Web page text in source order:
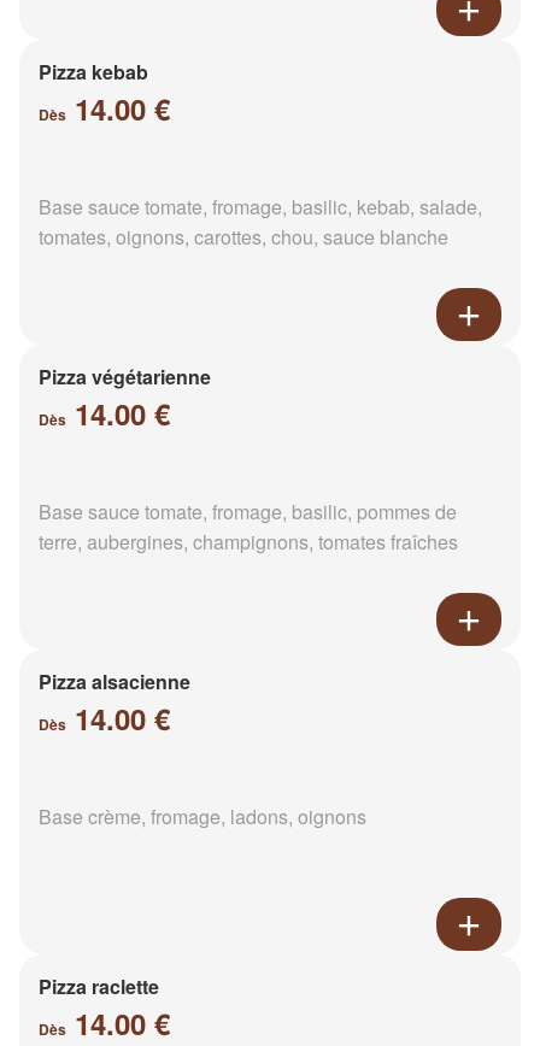
Pizza kebab
Dès 14.00 €
Base sauce tomate, fromage, basilic, kebab, salade,
tomates, oignons, carottes, chou, sauce blanche
Pizza végétarienne
Dès 14.00 €
Base sauce tomate, fromage, basilic, pommes de
terre, aubergines, champignons, tomates fraîches
Pizza alsacienne
Dès 14.00 €
Base crème, fromage, ladons, oignons
Pizza raclette
Dès 14.00 €